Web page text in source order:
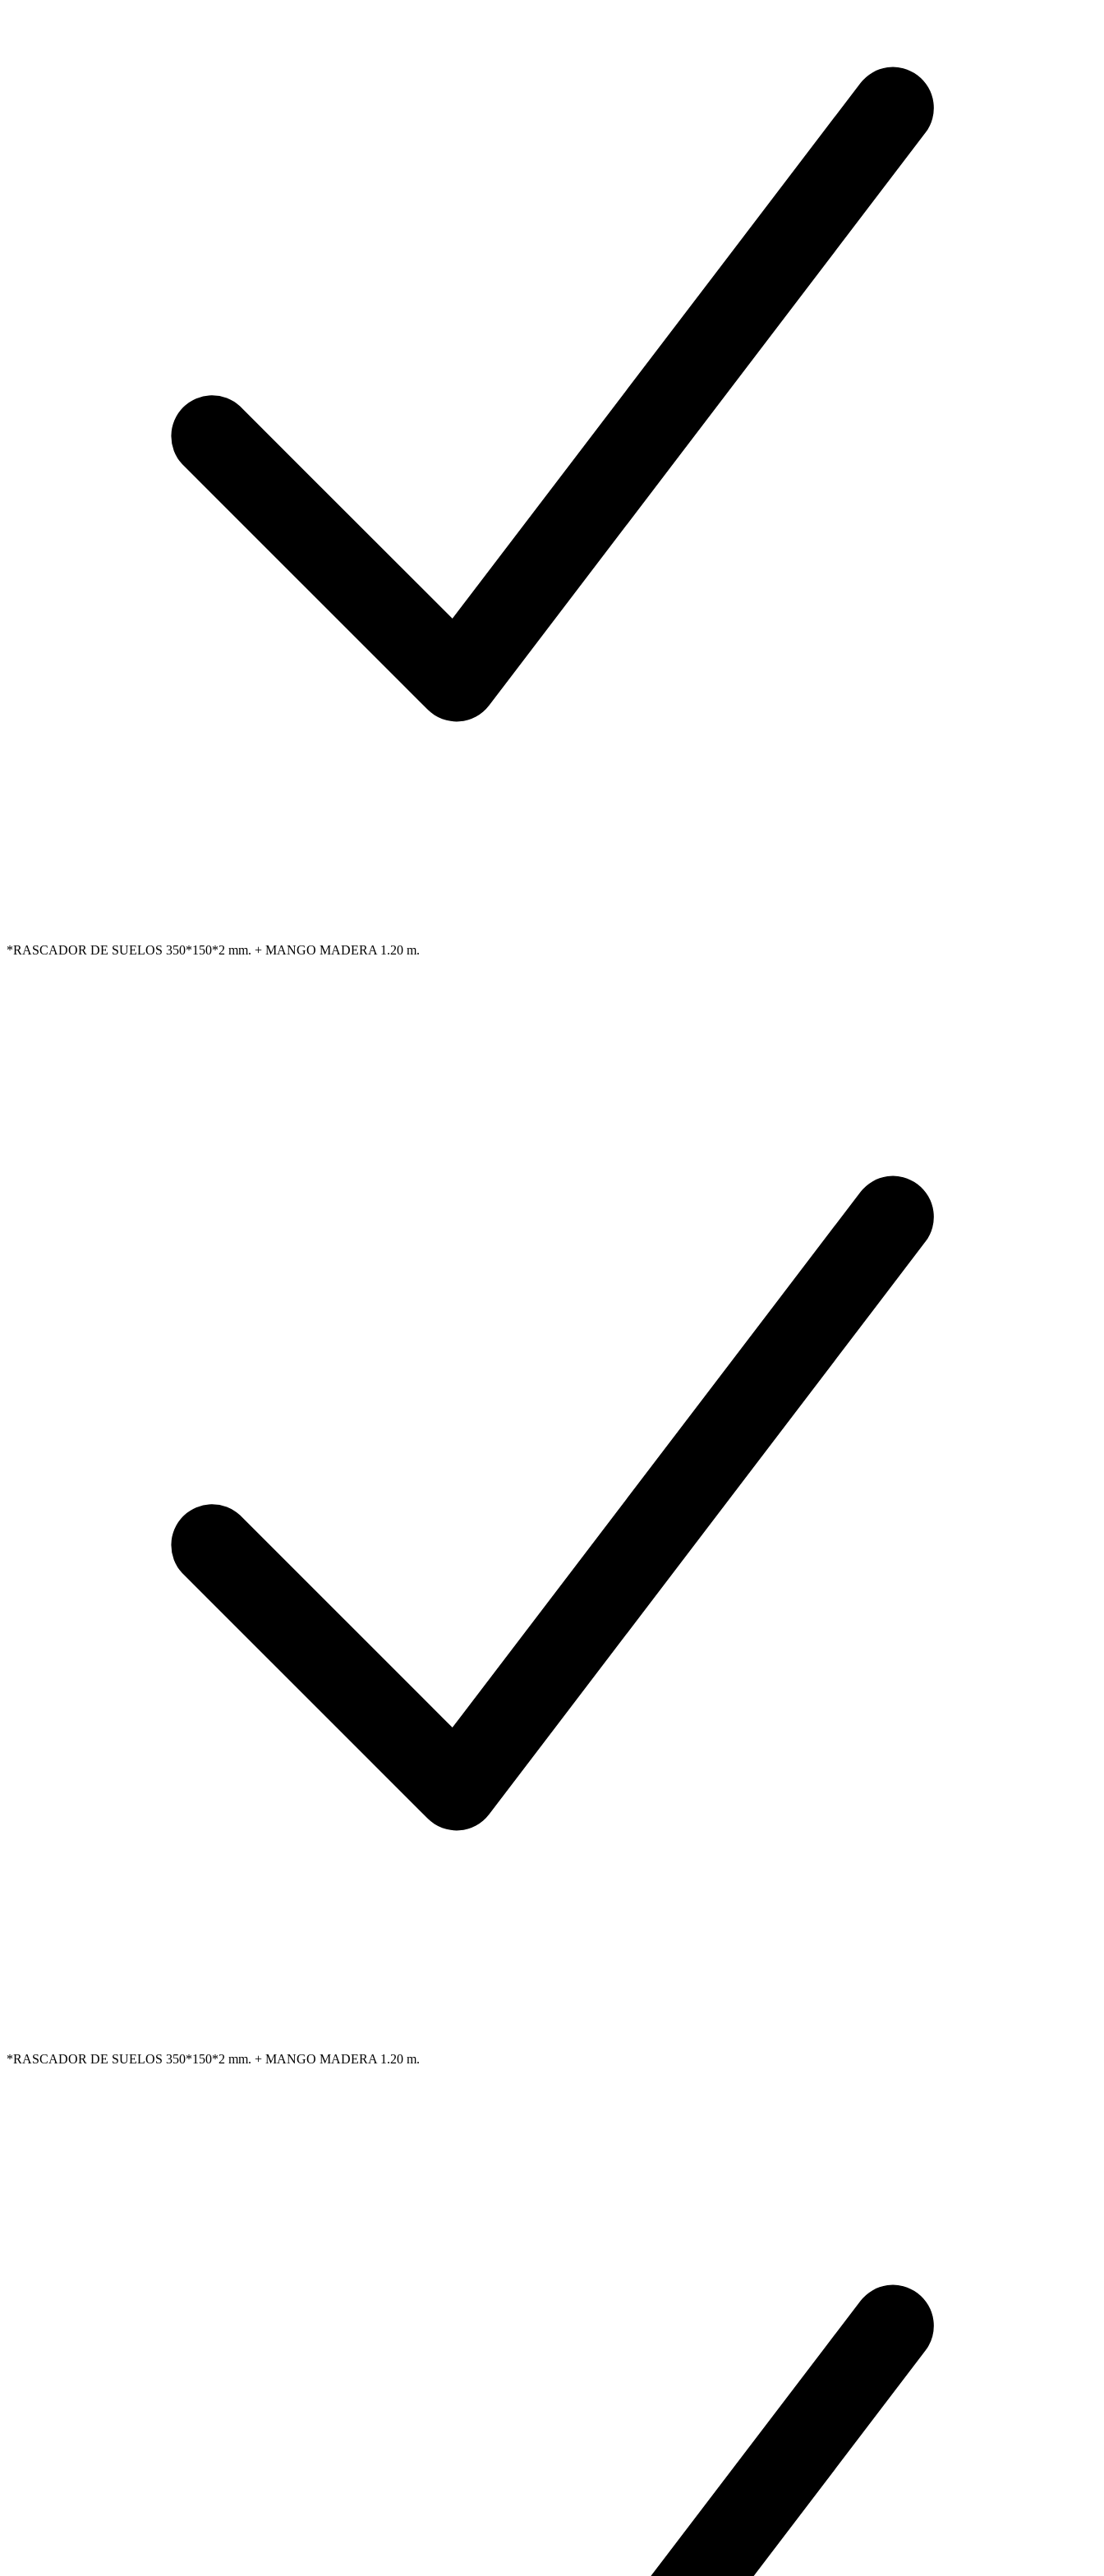
*RASCADOR DE SUELOS 350*150*2 mm. + MANGO MADERA 1.20 m.
*RASCADOR DE SUELOS 350*150*2 mm. + MANGO MADERA 1.20 m.